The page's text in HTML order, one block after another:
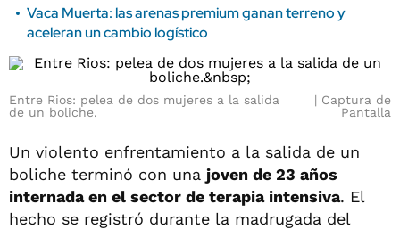
Vaca Muerta: las arenas premium ganan terreno y
aceleran un cambio logístico
Entre Rios: pelea de dos mujeres a la salida
de un boliche.
Captura de
Pantalla
Un violento enfrentamiento a la salida de un
boliche terminó con una joven de 23 años
internada en el sector de terapia intensiva. El
hecho se registró durante la madrugada del